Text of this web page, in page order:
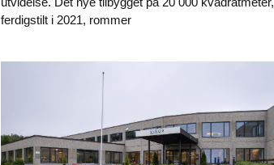
ferdigstilt i 2021, rommer